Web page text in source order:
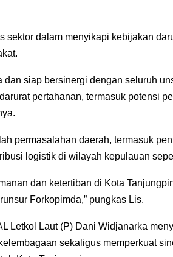
sektor dalam menyikapi kebijakan
siap bersinergi dengan seluruh
pertahanan, termasuk potensi
permasalahan daerah, termasuk
logistik di wilayah kepulauan
dan ketertiban di Kota
Forkopimda,” pungkas Lis.
Letkol Laut (P) Dani Widjanarka
sekaligus memperkuat